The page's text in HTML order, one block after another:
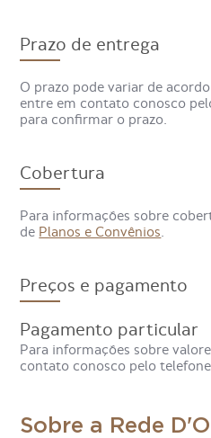
preciso da região.
Prazo de entrega
O prazo pode variar de
entre em contato conosco
para confirmar o prazo.
Cobertura
Para informações sobre
de Planos e Convênios
Preços e pagamento
Pagamento particular
Para informações sobre
contato conosco pelo
Sobre a Rede